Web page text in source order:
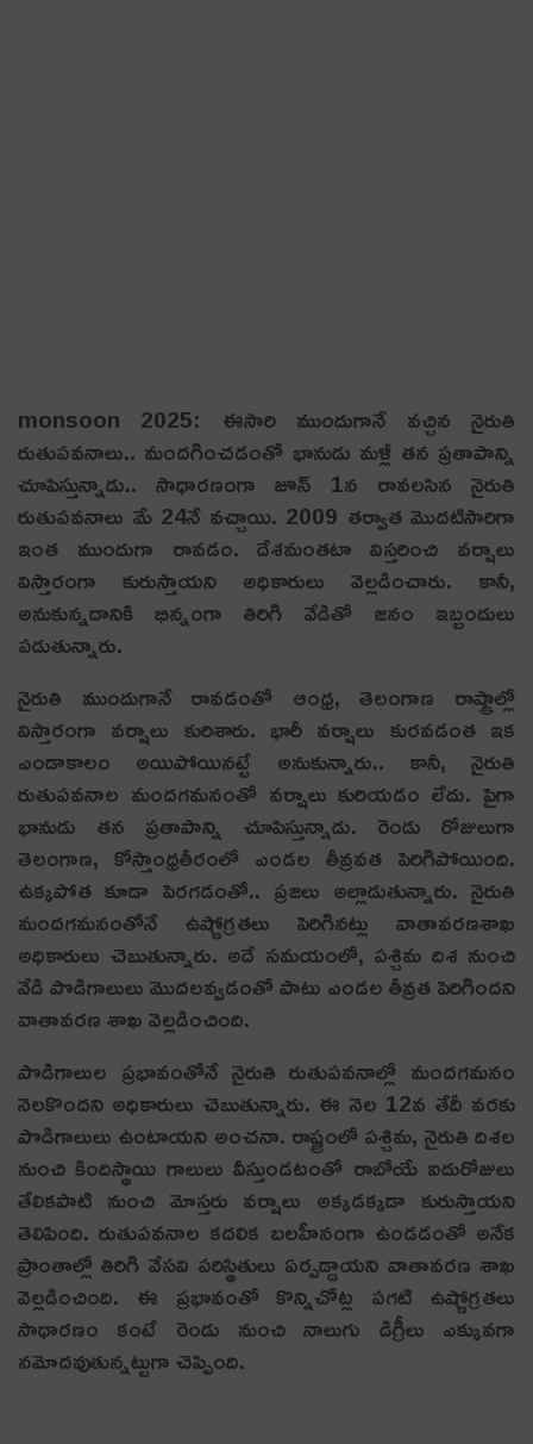
monsoon 2025: ఈసారి ముందుగానే వ‌చ్చిన నైరుతి
రుతుప‌వ‌నాలు.. మంద‌గించ‌డంతో భానుడు మ‌ళ్లీ త‌న ప్ర‌తాపాన్ని
చూపిస్తున్నాడు.. సాధారణంగా జూన్ 1న రావలసిన నైరుతి
రుతుప‌వ‌నాలు మే 24నే వచ్చాయి. 2009 తర్వాత మొదటిసారిగా
ఇంత ముందుగా రావడం. దేశ‌మంత‌టా విస్త‌రించి వ‌ర్షాలు
విస్తారంగా కురుస్తాయ‌ని అధికారులు వెల్ల‌డించారు. కానీ,
అనుకున్న‌దానికి భిన్నంగా తిరిగి వేడితో జ‌నం ఇబ్బందులు
ప‌డుతున్నారు.
నైరుతి ముందుగానే రావ‌డంతో ఆంధ్ర, తెలంగాణ రాష్ట్రాల్లో
విస్తారంగా వర్షాలు కురిశారు. భారీ వర్షాలు కురవడంత ఇక
ఎండాకాలం అయిపోయినట్టే అనుకున్నారు.. కానీ, నైరుతి
రుతుప‌వ‌నాల మంద‌గ‌మ‌నంతో వ‌ర్షాలు కురియ‌డం లేదు. పైగా
భానుడు త‌న ప్ర‌తాపాన్ని చూపిస్తున్నాడు. రెండు రోజులుగా
తెలంగాణ, కోస్తాంధ్రతీరంలో ఎండల తీవ్ర‌వ‌త పెరిగిపోయింది.
ఉక్కపోత కూడా పెరగడంతో.. ప్రజలు అల్లాడుతున్నారు. నైరుతి
మందగమనంతోనే ఉష్ణోగ్రతలు పెరిగినట్లు వాతావరణశాఖ
అధికారులు చెబుతున్నారు. అదే స‌మ‌యంలో, పశ్చిమ దిశ నుంచి
వేడి పొడిగాలులు మొదలవ్వడంతో పాటు ఎండల తీవ్రత పెరిగిందని
వాతావరణ శాఖ వెల్లడించింది.
పొడిగాలుల ప్రభావంతోనే నైరుతి రుతుప‌వ‌నాల్లో మంద‌గ‌మ‌నం
నెల‌కొంద‌ని అధికారులు చెబుతున్నారు. ఈ నెల 12వ తేదీ వ‌ర‌కు
పొడిగాలులు ఉంటాయ‌ని అంచ‌నా. రాష్ట్రంలో పశ్చిమ, నైరుతి దిశల
నుంచి కిందిస్థాయి గాలులు వీస్తుండటంతో రాబోయే ఐదురోజులు
తేలికపాటి నుంచి మోస్తరు వర్షాలు అక్కడక్కడా కురుస్తాయని
తెలిపింది. రుతుపవనాల కదలిక బలహీనంగా ఉండడంతో అనేక
ప్రాంతాల్లో తిరిగి వేసవి పరిస్థితులు ఏర్పడ్డాయని వాతావరణ శాఖ
వెల్లడించింది. ఈ ప్రభావంతో కొన్నిచోట్ల పగటి ఉష్ణోగ్రతలు
సాధారణం కంటే రెండు నుంచి నాలుగు డిగ్రీలు ఎక్కువగా
నమోదవుతున్నట్టుగా చెప్పింది.